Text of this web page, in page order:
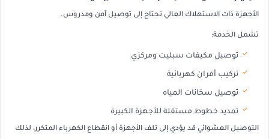
الأجهزة ذات الاستهلاك العالي تحتاج إلى توصيل آمن ومدروس.
تشمل الخدمة:
توصيل مكيفات سبليت ومركزي
تركيب أفران كهربائية
توصيل سخانات المياه
تمديد خطوط مستقلة للأجهزة الكبيرة
التوصيل العشوائي قد يؤدي إلى تلف الأجهزة أو انقطاع الكهرباء المتكرر، لذلك